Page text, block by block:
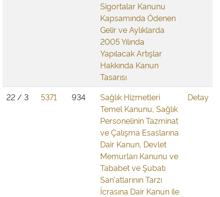
Sigortalar Kanunu
Kapsamında Ödenen
Gelir ve Aylıklarda
2005 Yılında
Yapılacak Artışlar
Hakkında Kanun
Tasarısı
22 / 3 5371 934
Sağlık Hizmetleri
Temel Kanunu, Sağlık
Personelinin Tazminat
ve Çalışma Esaslarına
Dair Kanun, Devlet
Memurları Kanunu ve
Tababet ve Şubatı
San'atlarının Tarzı
İcrasına Dair Kanun ile
Detay